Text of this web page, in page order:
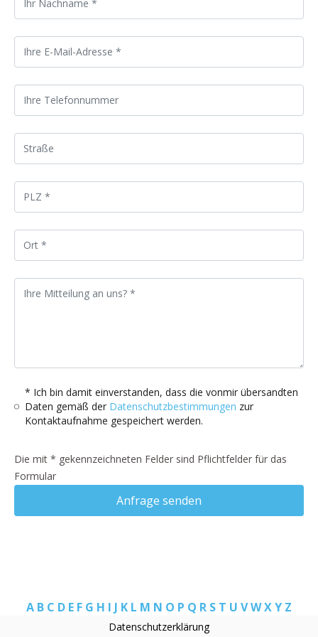
* Ich bin damit einverstanden, dass die vonmir übersandten
Daten gemäß der Datenschutzbestimmungen zur
Kontaktaufnahme gespeichert werden.
Die mit * gekennzeichneten Felder sind Pflichtfelder für das
Formular
Anfrage senden
A B C D E F G H I J K L M N O P Q R S T U VWXY Z
Datenschutzerklärung